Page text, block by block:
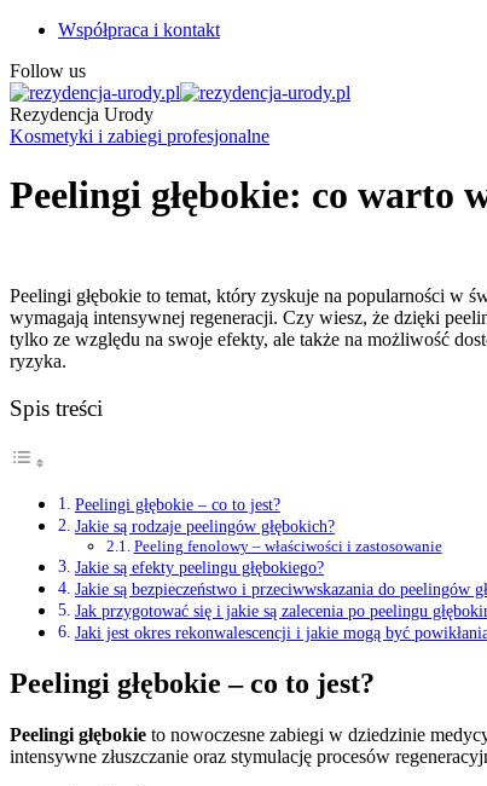
Współpraca i kontakt
Follow us
Rezydencja Urody
Kosmetyki i zabiegi profesjonalne
Peelingi głębokie: co warto
Peelingi głębokie to temat, który zyskuje na popularności w
wymagają intensywnej regeneracji. Czy wiesz, że dzięki
tylko ze względu na swoje efekty, ale także na możliwość
ryzyka.
Spis treści
Peelingi głębokie – co to jest?
Jakie są rodzaje peelingów głębokich?
Peeling fenolowy – właściwości i zastosowanie
Jakie są efekty peelingu głębokiego?
Jakie są bezpieczeństwo i przeciwwskazania do peelingów
Jak przygotować się i jakie są zalecenia po peelingu
Jaki jest okres rekonwalescencji i jakie mogą być
Peelingi głębokie – co to jest?
Peelingi głębokie to nowoczesne zabiegi w dziedzinie
intensywne złuszczanie oraz stymulację procesów